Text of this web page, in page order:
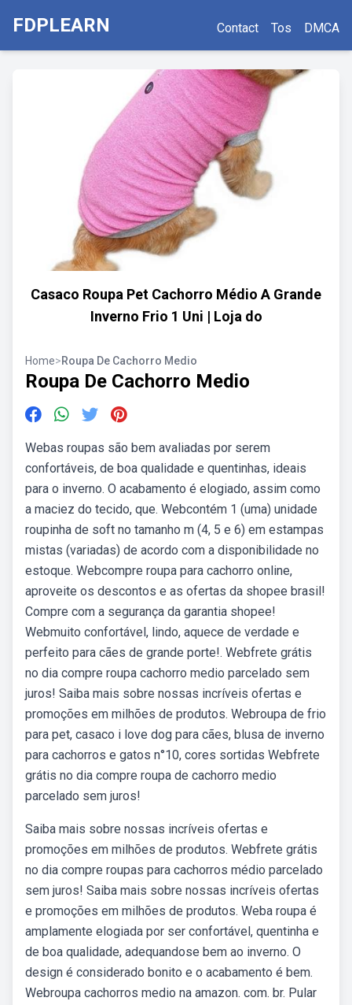
FDPLEARN Contact Tos DMCA
Casaco Roupa Pet Cachorro Médio A Grande
Inverno Frio 1 Uni | Loja do
Home>Roupa De Cachorro Medio
Roupa De Cachorro Medio
Webas roupas são bem avaliadas por serem
confortáveis, de boa qualidade e quentinhas, ideais
para o inverno. O acabamento é elogiado, assim como
a maciez do tecido, que. Webcontém 1 (uma) unidade
roupinha de soft no tamanho m (4, 5 e 6) em estampas
mistas (variadas) de acordo com a disponibilidade no
estoque. Webcompre roupa para cachorro online,
aproveite os descontos e as ofertas da shopee brasil!
Compre com a segurança da garantia shopee!
Webmuito confortável, lindo, aquece de verdade e
perfeito para cães de grande porte!. Webfrete grátis
no dia compre roupa cachorro medio parcelado sem
juros! Saiba mais sobre nossas incríveis ofertas e
promoções em milhões de produtos. Webroupa de frio
para pet, casaco i love dog para cães, blusa de inverno
para cachorros e gatos n°10, cores sortidas Webfrete
grátis no dia compre roupa de cachorro medio
parcelado sem juros!
Saiba mais sobre nossas incríveis ofertas e
promoções em milhões de produtos. Webfrete grátis
no dia compre roupas para cachorros médio parcelado
sem juros! Saiba mais sobre nossas incríveis ofertas
e promoções em milhões de produtos. Weba roupa é
amplamente elogiada por ser confortável, quentinha e
de boa qualidade, adequandose bem ao inverno. O
design é considerado bonito e o acabamento é bem.
Webroupa cachorros medio na amazon. com. br. Pular